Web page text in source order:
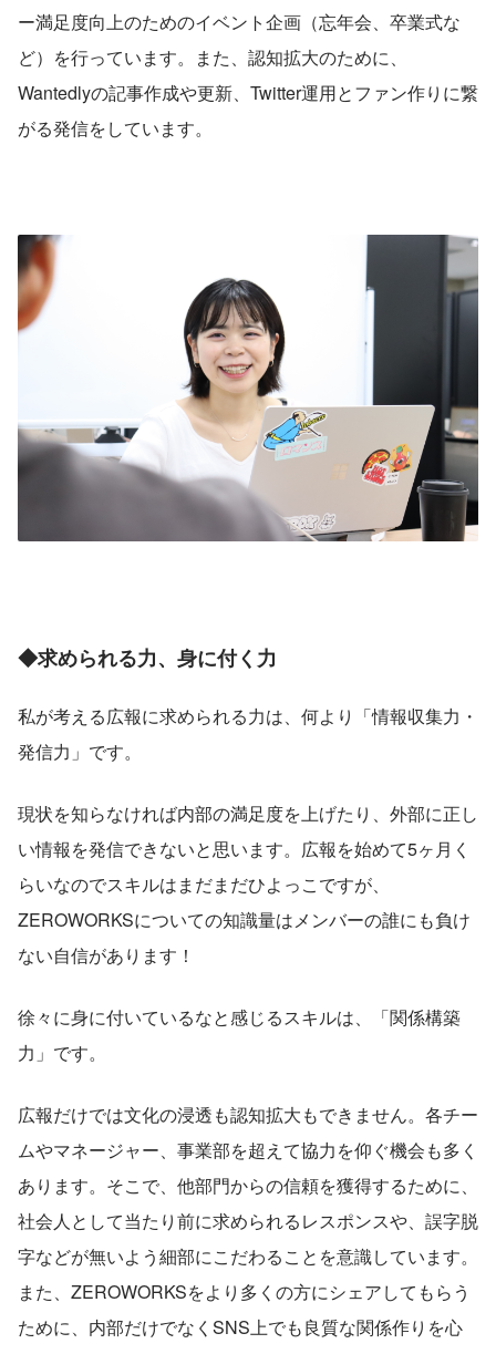
ー満足度向上のためのイベント企画（忘年会、卒業式な
ど）を行っています。また、認知拡大のために、
Wantedlyの記事作成や更新、Twitter運用とファン作りに繋
がる発信をしています。
◆求められる力、身に付く力
私が考える広報に求められる力は、何より「情報収集力・
発信力」です。
現状を知らなければ内部の満足度を上げたり、外部に正し
い情報を発信できないと思います。広報を始めて5ヶ月く
らいなのでスキルはまだまだひよっこですが、
ZEROWORKSについての知識量はメンバーの誰にも負け
ない自信があります！
徐々に身に付いているなと感じるスキルは、「関係構築
力」です。
広報だけでは文化の浸透も認知拡大もできません。各チー
ムやマネージャー、事業部を超えて協力を仰ぐ機会も多く
あります。そこで、他部門からの信頼を獲得するために、
社会人として当たり前に求められるレスポンスや、誤字脱
字などが無いよう細部にこだわることを意識しています。
また、ZEROWORKSをより多くの方にシェアしてもらう
ために、内部だけでなくSNS上でも良質な関係作りを心